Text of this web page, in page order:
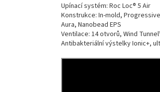
Upínací systém: Roc Loc® 5 Air
Konstrukce: In-mold,
Aura, Nanobead EPS
Ventilace: 14 otvorů, Wind
Antibakteriální výstelky Ionic+,